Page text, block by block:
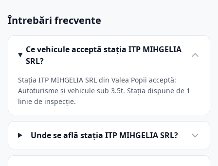
Întrebări frecvente
Ce vehicule acceptă stația ITP MIHGELIA
SRL?
Stația ITP MIHGELIA SRL din Valea Popii acceptă:
Autoturisme și vehicule sub 3.5t. Stația dispune de 1
linie de inspecție.
Unde se află stația ITP MIHGELIA SRL?